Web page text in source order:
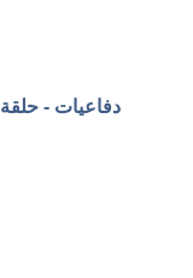
دفاعيات - حلقة 8 فبراير- من هو كاتب أنجيل القديس يوحنا؟